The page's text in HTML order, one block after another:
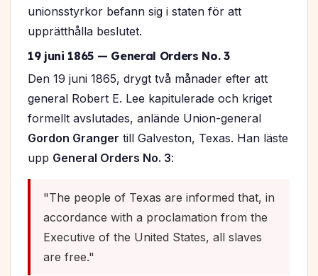
unionsstyrkor befann sig i staten för att
upprätthålla beslutet.
19 juni 1865 — General Orders No. 3
Den 19 juni 1865, drygt två månader efter att
general Robert E. Lee kapitulerade och kriget
formellt avslutades, anlände Union-general
Gordon Granger till Galveston, Texas. Han läste
upp General Orders No. 3:
"The people of Texas are informed that, in
accordance with a proclamation from the
Executive of the United States, all slaves
are free."